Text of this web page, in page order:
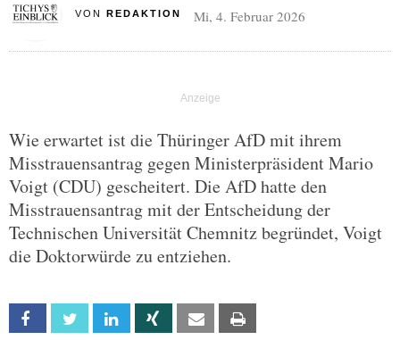
VON REDAKTION Mi, 4. Februar 2026
Wie erwartet ist die Thüringer AfD mit ihrem
Misstrauensantrag gegen Ministerpräsident Mario
Voigt (CDU) gescheitert. Die AfD hatte den
Misstrauensantrag mit der Entscheidung der
Technischen Universität Chemnitz begründet, Voigt
die Doktorwürde zu entziehen.
Facebook Twitter Linkedin Xing Email